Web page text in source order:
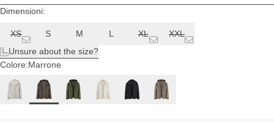
Dimensioni:
XS S M L XL
XXL
Unsure about the size?
Colore:Marrone